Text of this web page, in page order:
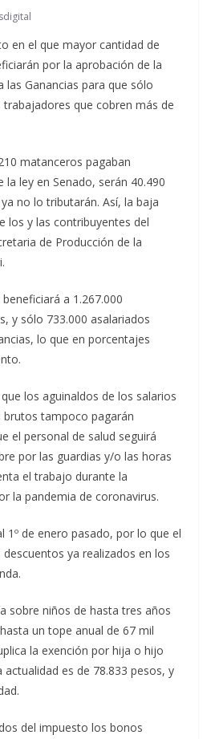
en el que mayor cantidad de
por la aprobación de la
Ganancias para que sólo
que cobren más de
matanceros pagaban
la ley en Senado, serán 40.490
no lo tributarán. Así, la baja
los y las contribuyentes del
de Producción de la
a 1.267.000
y sólo 733.000 asalariados
lo que en porcentajes
los aguinaldos de los salarios
brutos tampoco pagarán
el personal de salud seguirá
por las guardias y/o las horas
el trabajo durante la
la pandemia de coronavirus.
1º de enero pasado, por lo que el
ya realizados en los
sobre niños de hasta tres años
un tope anual de 67 mil
la exención por hija o hijo
actualidad es de 78.833 pesos, y
del impuesto los bonos